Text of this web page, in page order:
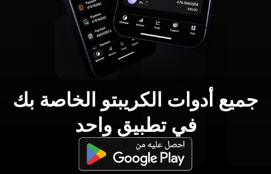
جميع أدوات الكريبتو الخاصة بك
في تطبيق واحد